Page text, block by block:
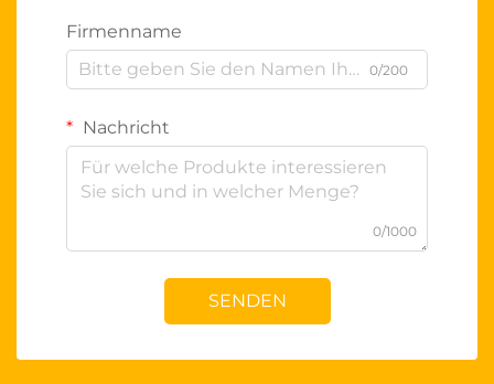
Firmenname
0/200
Nachricht
0/1000
SENDEN